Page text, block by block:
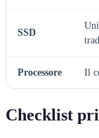
SSD
Processore Il
Checklist